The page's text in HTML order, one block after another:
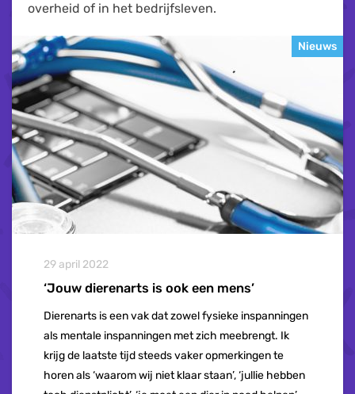
overheid of in het bedrijfsleven.
Nieuws
29 april 2022
‘Jouw dierenarts is ook een mens’
Dierenarts is een vak dat zowel fysieke inspanningen
als mentale inspanningen met zich meebrengt. Ik
krijg de laatste tijd steeds vaker opmerkingen te
horen als ‘waarom wij niet klaar staan’, ‘jullie hebben